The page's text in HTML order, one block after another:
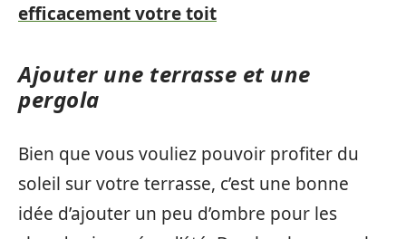
efficacement votre toit
Ajouter une terrasse et une
pergola
Bien que vous vouliez pouvoir profiter du
soleil sur votre terrasse, c’est une bonne
idée d’ajouter un peu d’ombre pour les